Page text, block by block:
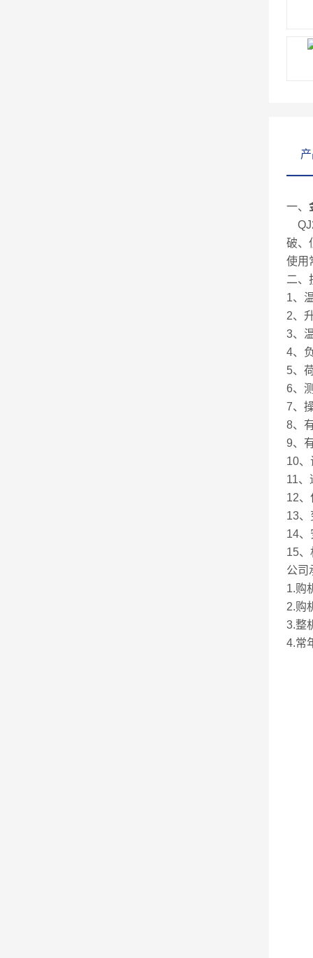
一、
破、
使用
二、
1、
2、
3、
4、
5、
6、
7、
8、
9、
10、
11、
12、
13、
14、
15、
公司
1.购
2.购
3.整
4.常